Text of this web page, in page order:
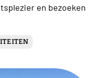
en bezoeken